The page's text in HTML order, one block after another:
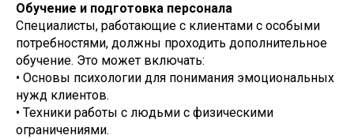
Обучение и подготовка персонала
Специалисты, работающие с клиентами с особыми
потребностями, должны проходить дополнительное
обучение. Это может включать:
• Основы психологии для понимания эмоциональных
нужд клиентов.
• Техники работы с людьми с физическими
ограничениями.